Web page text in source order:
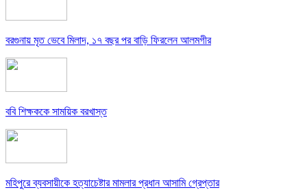
বরগুনায় মৃত ভেবে মিলাদ, ১৭ বছর পর বাড়ি ফিরলেন আলমগীর
ববি শিক্ষককে সাময়িক বরখাস্ত
মহিপুরে ব্যবসায়ীকে হত্যাচেষ্টার মামলার প্রধান আসামি গ্রেপ্তার